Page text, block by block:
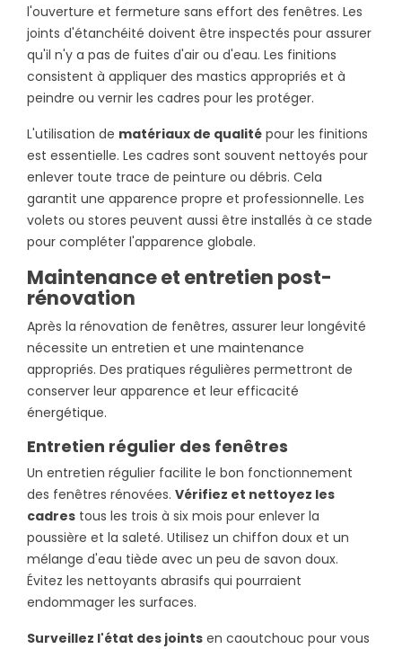
l'ouverture et fermeture sans effort des fenêtres. Les
joints d'étanchéité doivent être inspectés pour assurer
qu'il n'y a pas de fuites d'air ou d'eau. Les finitions
consistent à appliquer des mastics appropriés et à
peindre ou vernir les cadres pour les protéger.
L'utilisation de matériaux de qualité pour les finitions
est essentielle. Les cadres sont souvent nettoyés pour
enlever toute trace de peinture ou débris. Cela
garantit une apparence propre et professionnelle. Les
volets ou stores peuvent aussi être installés à ce stade
pour compléter l'apparence globale.
Maintenance et entretien post-
rénovation
Après la rénovation de fenêtres, assurer leur longévité
nécessite un entretien et une maintenance
appropriés. Des pratiques régulières permettront de
conserver leur apparence et leur efficacité
énergétique.
Entretien régulier des fenêtres
Un entretien régulier facilite le bon fonctionnement
des fenêtres rénovées. Vérifiez et nettoyez les
cadres tous les trois à six mois pour enlever la
poussière et la saleté. Utilisez un chiffon doux et un
mélange d'eau tiède avec un peu de savon doux.
Évitez les nettoyants abrasifs qui pourraient
endommager les surfaces.
Surveillez l'état des joints en caoutchouc pour vous